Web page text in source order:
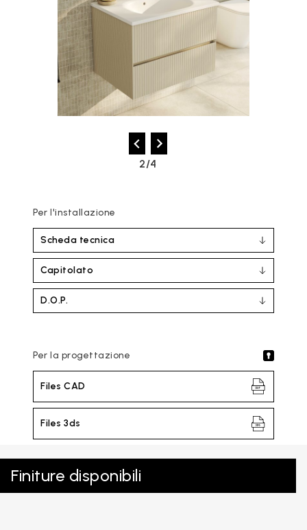
2/4
Per l'installazione
Scheda tecnica
Capitolato
D.O.P.
Per la progettazione
Files CAD
Files 3ds
Finiture disponibili